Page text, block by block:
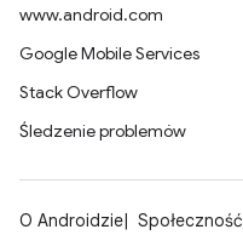
www.android.com
Google Mobile Services
Stack Overflow
Śledzenie problemów
O Androidzie Społeczność